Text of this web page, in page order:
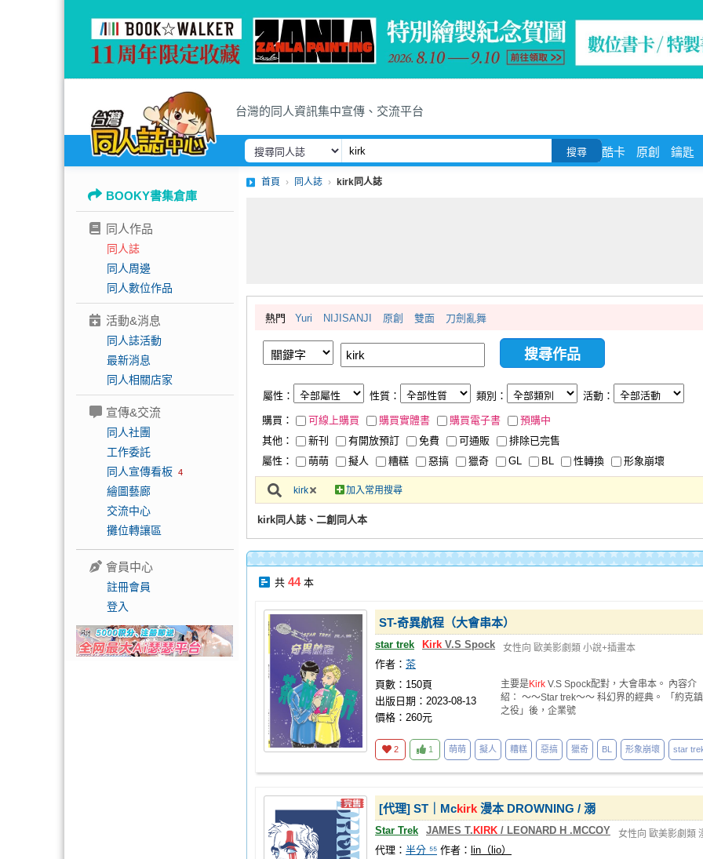
台灣的同人資訊集中宣傳、交流平台
搜尋 酷卡 原創 鑰匙
BOOKY書集倉庫
同人作品
同人誌
同人周邊
同人數位作品
活動&消息
同人誌活動
最新消息
同人相關店家
宣傳&交流
同人社團
工作委託
同人宣傳看板 4
繪圖藝廊
交流中心
攤位轉讓區
會員中心
註冊會員
登入
首頁 同人誌 kirk同人誌
熱門 Yuri NIJISANJI 原創 雙面 刀劍亂舞
屬性： 性質： 類別： 活動：
購買： 可線上購買 購買實體書 購買電子書
預購中
其他：
新刊 有開放預訂 免費 可通販
排除已完售
屬性：
萌萌 擬人 糟糕 惡搞 獵奇 GL BL 性轉換 形象崩壞
kirk 加入常用搜尋
kirk同人誌、二創同人本
共 44本
ST-奇異航程（大會串本）
star trek Kirk V.S Spock 女性向 歐美影劇類 小說+插畫本
作者： 茶
頁數：150頁
出版日期：2023-08-13
價格：260元
主要是Kirk V.S Spock配對，大會串本。 內容介
紹： ～～Star trek～～ 科幻界的經典。 「約克鎮
之役」後，企業號
2 1 萌萌 擬人 糟糕 惡搞 獵奇 BL 形象崩壞 star
[代理] ST｜Mckirk 漫本 DROWNING / 溺
Star Trek JAMES T. KIRK / LEONARD H .MCCOY 女性向 歐美影劇類
代理： 半分 ⁵⁵ 作者： lin（lio）